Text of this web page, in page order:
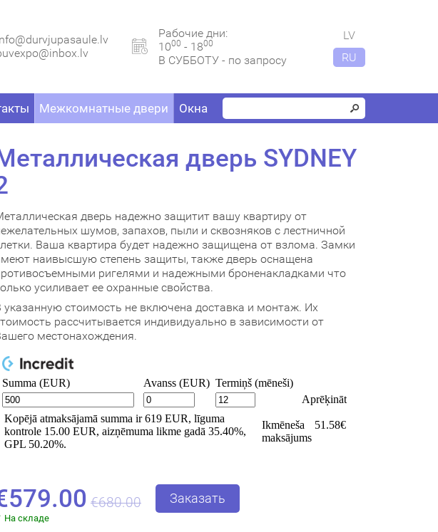
Рабочие дни:
1000 - 1800
В СУББОТУ - по запросу
LV
RU
Межкомнатные двери Окна
дверь SYDNEY
дверь надежно защитит вашу квартиру от
шумов, запахов, пыли и сквозняков с лестничной
Ваша квартира будет надежно защищена от взлома. Замки
наивысшую степень защиты, также дверь оснащена
ригелями и надежными броненакладками что
усиливает ее охранные свойства.
указанную стоимость не включена доставка и монтаж. Их
рассчитывается индивидуально в зависимости от
местонахождения.
€680.00 Заказать
На складе